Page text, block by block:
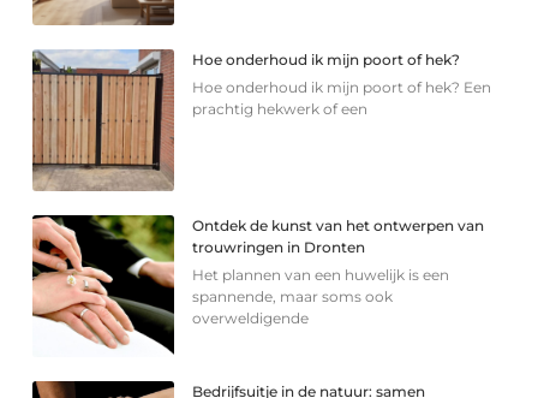
Hoe onderhoud ik mijn poort of hek?
Hoe onderhoud ik mijn poort of hek? Een
prachtig hekwerk of een
Ontdek de kunst van het ontwerpen van
trouwringen in Dronten
Het plannen van een huwelijk is een
spannende, maar soms ook
overweldigende
Bedrijfsuitje in de natuur: samen